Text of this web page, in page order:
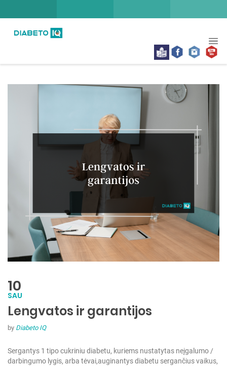
10
SAU
Lengvatos ir garantijos
by Diabeto IQ
Sergantys 1 tipo cukriniu diabetu, kuriems nustatytas neįgalumo /
darbingumo lygis, arba tėvai,auginantys diabetu sergančius vaikus,